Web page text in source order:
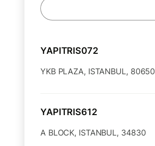
YAPITRIS072
YKB PLAZA, ISTANBUL, 80650
YAPITRIS612
A BLOCK, ISTANBUL, 34830